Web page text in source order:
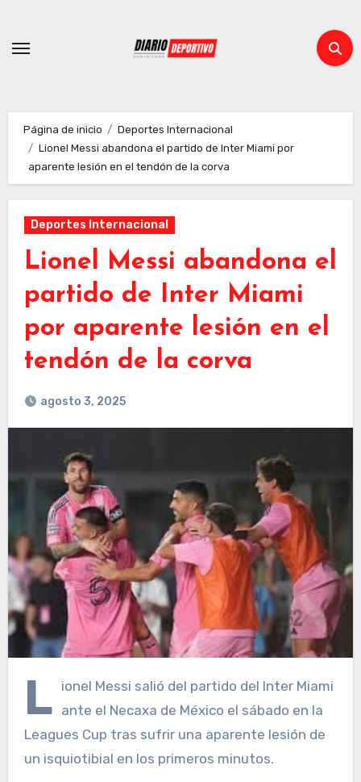
contenido
Página de inicio
Deportes Internacional
Lionel Messi abandona el partido de Inter Miami por
aparente lesión en el tendón de la corva
Deportes Internacional
Lionel Messi abandona el
partido de Inter Miami
por aparente lesión en el
tendón de la corva
agosto 3, 2025
L ionel Messi salió del partido del Inter Miami
ante el Necaxa de México el sábado en la
Leagues Cup tras sufrir una aparente lesión de
un isquiotibial en los primeros minutos.